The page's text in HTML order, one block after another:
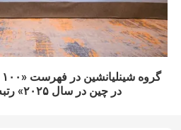
در چین در سال ۲۰۲۵» رتبه ۴ را کسب کرد.